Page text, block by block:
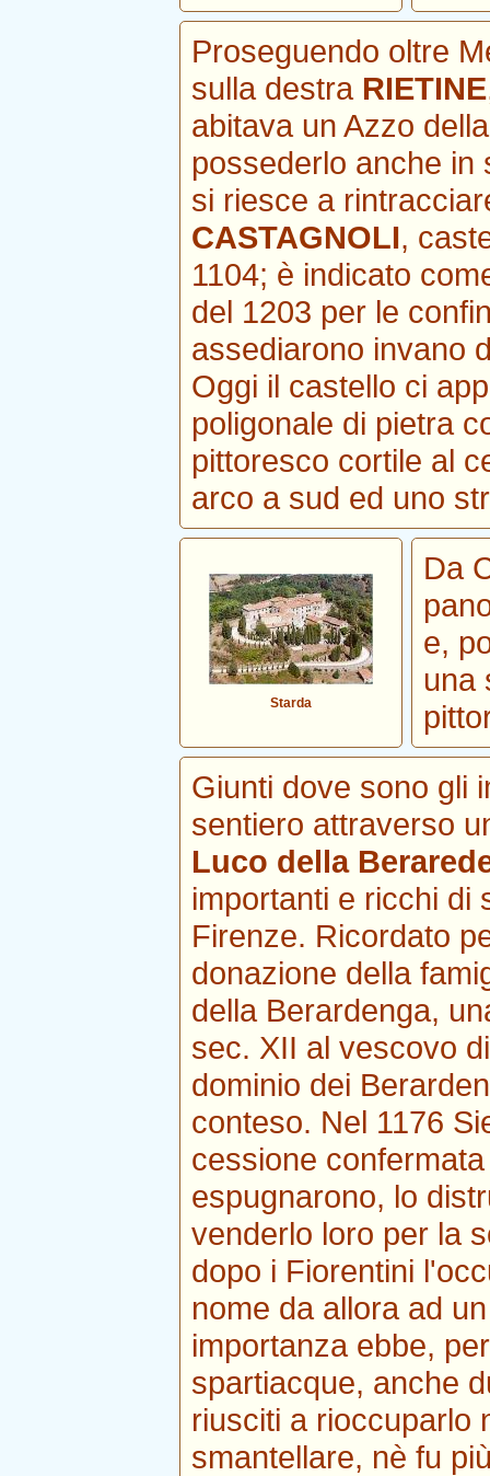
Proseguendo oltre
sulla destra RIETINE
abitava un Azzo
possederlo anche in
si riesce a
CASTAGNOLI,
1104; è indicato
del 1203 per le
assediarono invano
Oggi il castello ci
poligonale di pietra
pittoresco cortile al
arco a sud ed uno
Starda
Da
e,
una
Giunti dove sono gli
sentiero attraverso
Luco della
importanti e ricchi di
Firenze. Ricordato
donazione della
della Berardenga,
sec. XII al vescovo
dominio dei
conteso. Nel 1176
cessione
espugnarono, lo
venderlo loro per la
dopo i Fiorentini
nome da allora ad
importanza ebbe,
spartiacque, anche
riusciti a rioccuparlo
smantellare, nè fu